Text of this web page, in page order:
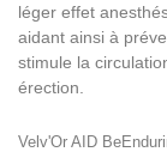
léger effet
aidant ainsi à
stimule la
érection.
Velv'Or AID